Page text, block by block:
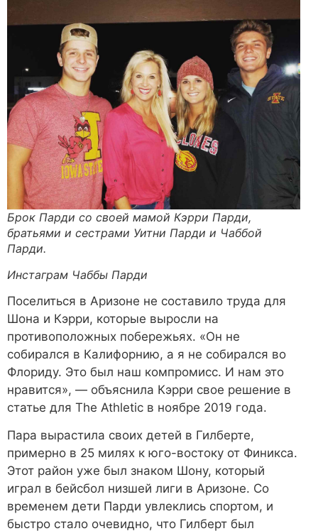
Брок Парди со своей мамой Кэрри Парди,
братьями и сестрами Уитни Парди и Чаббой
Парди.
Инстаграм Чаббы Парди
Поселиться в Аризоне не составило труда для
Шона и Кэрри, которые выросли на
противоположных побережьях. «Он не
собирался в Калифорнию, а я не собирался во
Флориду. Это был наш компромисс. И нам это
нравится», — объяснила Кэрри свое решение в
статье для The Athletic в ноябре 2019 года.
Пара вырастила своих детей в Гилберте,
примерно в 25 милях к юго-востоку от Финикса.
Этот район уже был знаком Шону, который
играл в бейсбол низшей лиги в Аризоне. Со
временем дети Парди увлеклись спортом, и
быстро стало очевидно, что Гилберт был